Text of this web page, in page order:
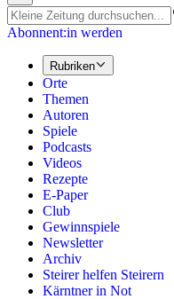
Abonnent:in werden
Rubriken
Orte
Themen
Autoren
Spiele
Podcasts
Videos
Rezepte
E-Paper
Club
Gewinnspiele
Newsletter
Archiv
Steirer helfen Steirern
Kärntner in Not